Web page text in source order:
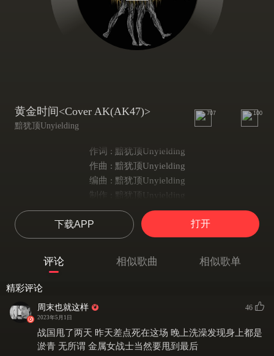
黄金时间<Cover AK(AK47)>
黯犹顶Unyielding
707 100
作词 : 黯犹顶Unyielding
作曲 : 黯犹顶Unyielding
编曲 : 黯犹顶Unyielding
制作 : 黯犹顶Unyielding
混音 : 黄涛
母带制作 : 黄涛
它们全面控制着他
它们暴力但是合理消化了他
在一个黄金时间
巨大而且精密的机器
下载APP 打开
评论 相似歌曲 相似歌单
精彩评论
周末也就这样
2023年5月1日
46
战国甩了两天 昨天差点死在这场 晚上洗澡发现身上都是
淤青 无所谓 金属女战士当然要甩到最后